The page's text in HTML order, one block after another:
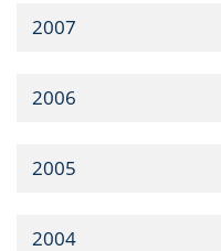
2007
2006
2005
2004